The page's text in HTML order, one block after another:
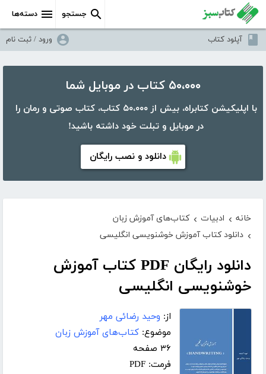
دسته‌ها جستجو
آپلود کتاب ورود / ثبت نام
۵۰،۰۰۰ کتاب در موبایل شما
با اپلیکیشن کتابراه، بیش از ۵۰،۰۰۰ کتاب، کتاب صوتی و رمان را
در موبایل و تبلت خود داشته باشید!
دانلود و نصب رایگان
خانه › ادبیات › کتاب‌های آموزش زبان
› دانلود کتاب آموزش خوشنویسی انگلیسی
دانلود رایگان PDF کتاب آموزش
خوشنویسی انگلیسی
از: وحید رضائی مهر
موضوع: کتاب‌های آموزش زبان
۳۶ صفحه
فرمت: PDF